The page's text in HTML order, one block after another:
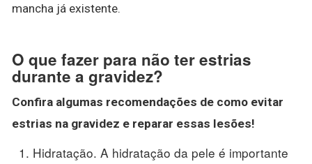
mancha já existente.
O que fazer para não ter estrias
durante a gravidez?
Confira algumas recomendações de como evitar
estrias na gravidez e reparar essas lesões!
Hidratação. A hidratação da pele é importante